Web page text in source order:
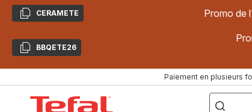
CopierCERAMETE Promo de
CopierBBQETE26
Paiement en plusieurs
["Poêles
inox,
Cake
Factory,